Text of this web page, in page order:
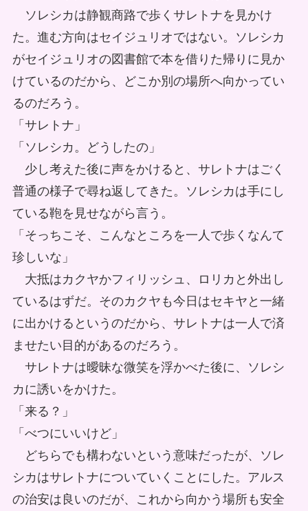
ソレシカは静観商路で歩くサレトナを見かけ
た。進む方向はセイジュリオではない。ソレシカ
がセイジュリオの図書館で本を借りた帰りに見か
けているのだから、どこか別の場所へ向かってい
るのだろう。
「サレトナ」
「ソレシカ。どうしたの」
少し考えた後に声をかけると、サレトナはごく
普通の様子で尋ね返してきた。ソレシカは手にし
ている鞄を見せながら言う。
「そっちこそ、こんなところを一人で歩くなんて
珍しいな」
大抵はカクヤかフィリッシュ、ロリカと外出し
ているはずだ。そのカクヤも今日はセキヤと一緒
に出かけるというのだから、サレトナは一人で済
ませたい目的があるのだろう。
サレトナは曖昧な微笑を浮かべた後に、ソレシ
カに誘いをかけた。
「来る？」
「べつにいいけど」
どちらでも構わないという意味だったが、ソレ
シカはサレトナについていくことにした。アルス
の治安は良いのだが、これから向かう場所も安全